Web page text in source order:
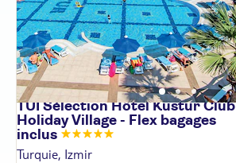
TUI Sélection Hôtel Kustur Club
Holiday Village - Flex bagages
inclus
Turquie, Izmir